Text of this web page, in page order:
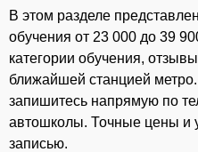
В этом разделе
обучения от 23 000 до 39
категории обучения,
ближайшей станцией
запишитесь напрямую по
автошколы. Точные цены и
записью.